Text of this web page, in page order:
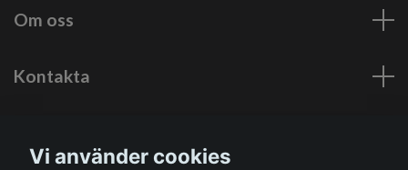
Om oss
Kontakta
Vi använder cookies